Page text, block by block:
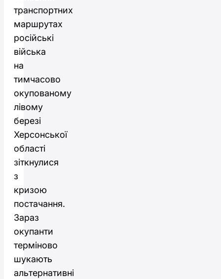
транспортних
маршрутах
російські
війська
на
тимчасово
окупованому
лівому
березі
Херсонської
області
зіткнулися
з
кризою
постачання.
Зараз
окупанти
терміново
шукають
альтернативні